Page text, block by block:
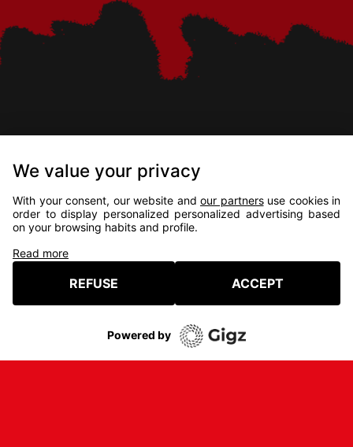
UN FESTIVAL 100%
INDÉPENDANT !
NO
SPONSOR
À VOUS DE DÉCIDER !
Mentions légales Crédits C.G.V. Presse
We value your privacy
With your consent, our website and our partnersuse cookies in
order to display personalized personalized advertising based
on your browsing habits and profile.
Read more
REFUSE ACCEPT
Powered by